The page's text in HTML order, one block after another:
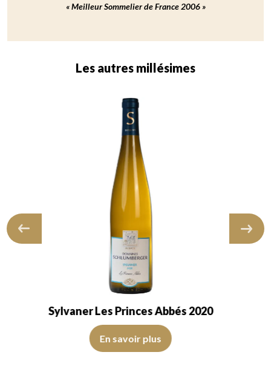
« Meilleur Sommelier de France 2006 »
Les autres millésimes
Le vin présente de la jeunesse.…
bonne intensité. Le disque est brillant, limpide et transparent. Le
Sylvaner Les Princes Abbés 2019
La robe est jaune pâle avec des reflets dorés, de belle
En savoir plus